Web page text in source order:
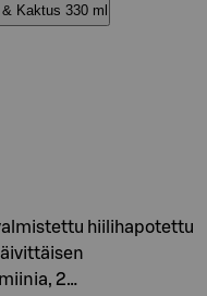
Kaktus 330 ml
hiilihapotettu
2…